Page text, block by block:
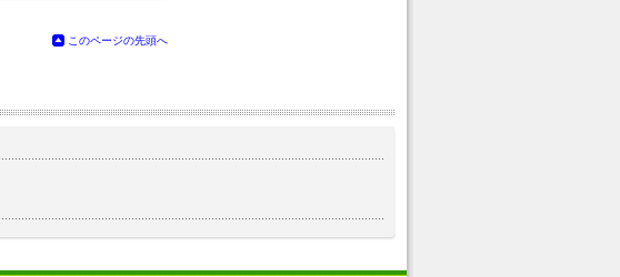
このページの先頭へ